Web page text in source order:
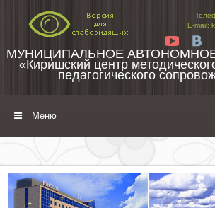
E-mail:
Yt
МУНИЦИПАЛЬНОЕ
«Киришский центр
педагогического
Меню